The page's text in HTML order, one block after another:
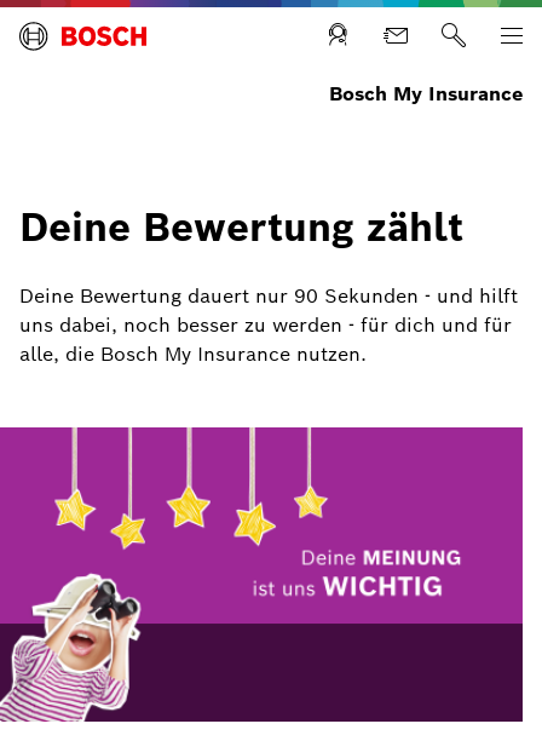
Bosch My Insurance
Deine Bewertung zählt
Deine Bewertung dauert nur 90 Sekunden - und hilft
uns dabei, noch besser zu werden - für dich und für
alle, die Bosch My Insurance nutzen.